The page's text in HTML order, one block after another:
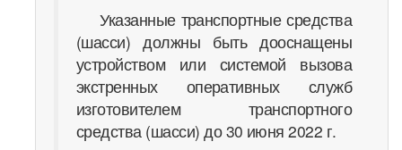
Указанные транспортные средства
(шасси) должны быть дооснащены
устройством или системой вызова
экстренных оперативных служб
изготовителем транспортного
средства (шасси) до 30 июня 2022 г.